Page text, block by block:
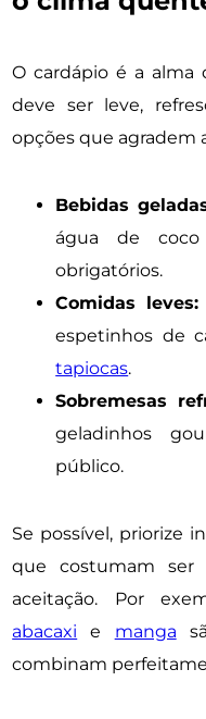
O cardápio é a alma
deve ser leve,
opções que agradem
Bebidas
água de
obrigatórios.
Comidas leves:
espetinhos de
tapiocas.
Sobremesas
geladinhos
público.
Se possível, priorize
que costumam ser
aceitação. Por
abacaxi e manga
combinam